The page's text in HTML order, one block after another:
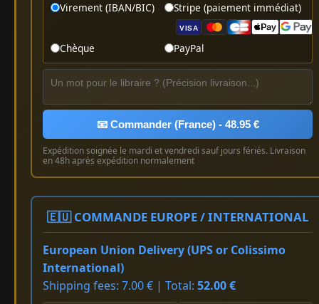
Virement (IBAN/BIC)
Stripe (paiement immédiat)
VISA
Chèque PayPal
📧 Commander (France) - 48.95 €
Expédition soignée le mardi et vendredi sauf jours fériés. Livraison
en 48h après expédition normalement
🇪🇺 COMMANDE EUROPE / INTERNATIONAL
European Union Delivery (UPS or Colissimo
International)
Shipping fees: 7.00 € | Total: 52.00 €